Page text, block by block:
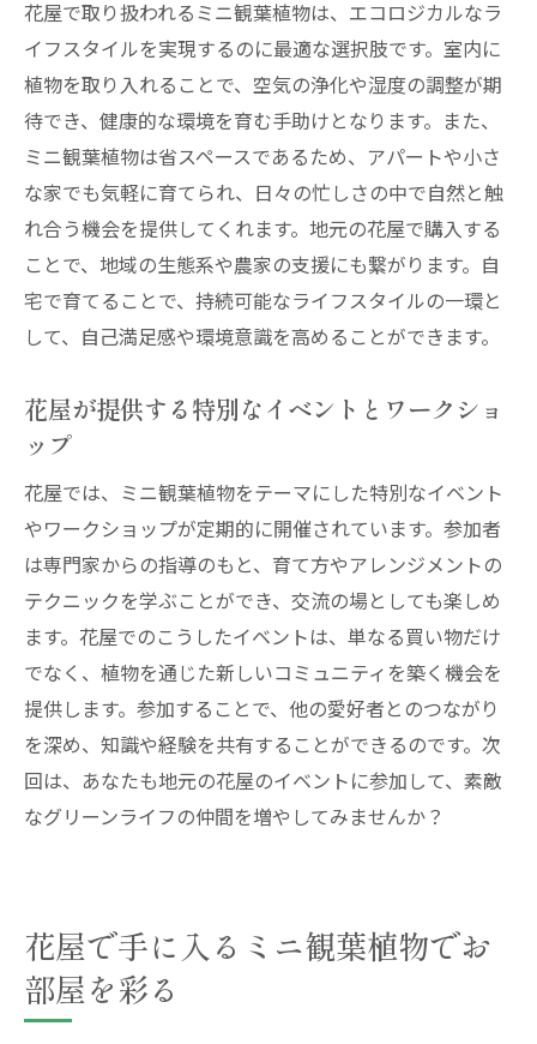
花屋で取り扱われるミニ観葉植物は、エコロジカルなラ
イフスタイルを実現するのに最適な選択肢です。室内に
植物を取り入れることで、空気の浄化や湿度の調整が期
待でき、健康的な環境を育む手助けとなります。また、
ミニ観葉植物は省スペースであるため、アパートや小さ
な家でも気軽に育てられ、日々の忙しさの中で自然と触
れ合う機会を提供してくれます。地元の花屋で購入する
ことで、地域の生態系や農家の支援にも繋がります。自
宅で育てることで、持続可能なライフスタイルの一環と
して、自己満足感や環境意識を高めることができます。
花屋が提供する特別なイベントとワークショ
ップ
花屋では、ミニ観葉植物をテーマにした特別なイベント
やワークショップが定期的に開催されています。参加者
は専門家からの指導のもと、育て方やアレンジメントの
テクニックを学ぶことができ、交流の場としても楽しめ
ます。花屋でのこうしたイベントは、単なる買い物だけ
でなく、植物を通じた新しいコミュニティを築く機会を
提供します。参加することで、他の愛好者とのつながり
を深め、知識や経験を共有することができるのです。次
回は、あなたも地元の花屋のイベントに参加して、素敵
なグリーンライフの仲間を増やしてみませんか？
花屋で手に入るミニ観葉植物でお
部屋を彩る